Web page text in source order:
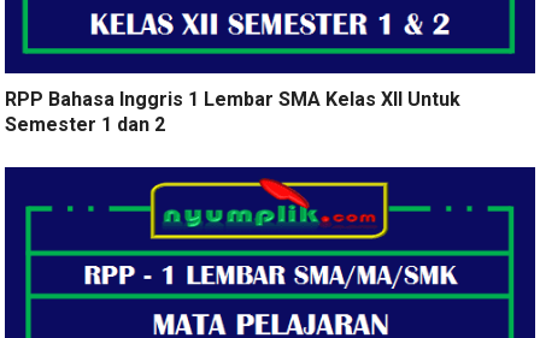
RPP Bahasa Inggris 1 Lembar SMA Kelas XII Untuk
Semester 1 dan 2